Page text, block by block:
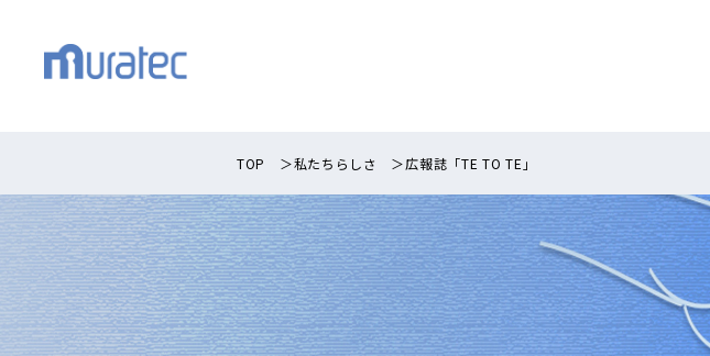
TOP ＞私たちらしさ ＞広報誌「TE TO TE」